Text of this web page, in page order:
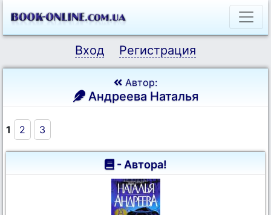
Вход Регистрация
Автор:
Андреева Наталья
1 2 3
- Автора!